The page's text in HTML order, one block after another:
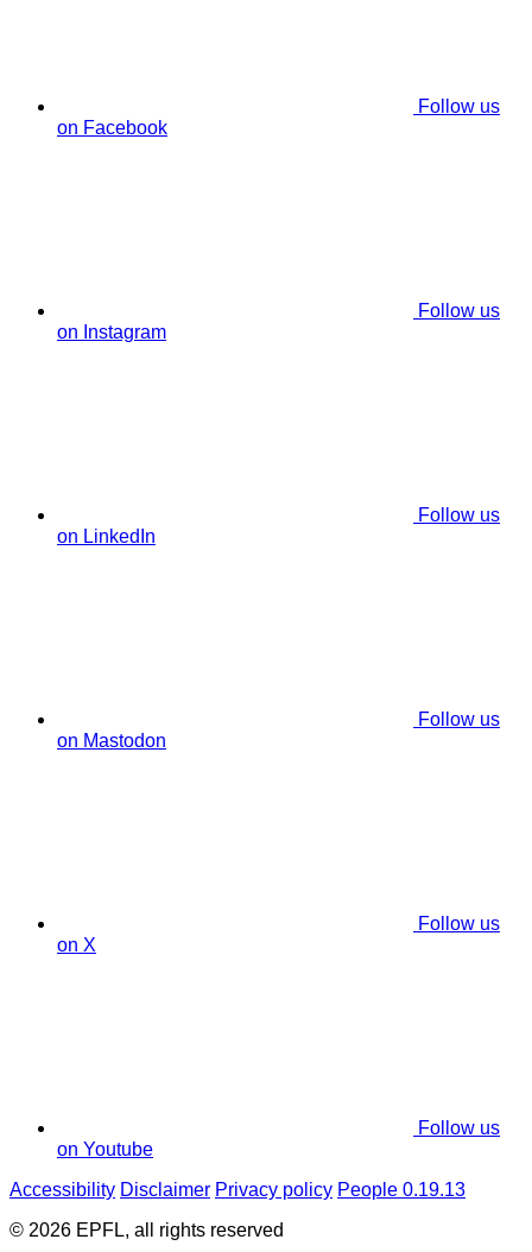
Follow us
on Facebook
Follow us
on Instagram
Follow us
on LinkedIn
Follow us
on Mastodon
Follow us
on X
Follow us
on Youtube
Accessibility Disclaimer Privacy policy People 0.19.13
© 2026 EPFL, all rights reserved